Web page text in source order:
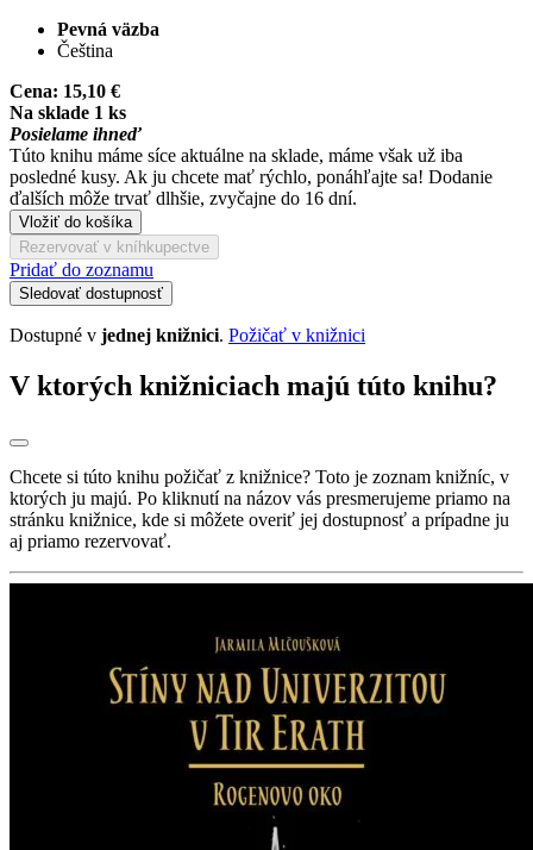
Pevná väzba
Čeština
Cena: 15,10 €
Na sklade 1 ks
Posielame ihneď
Túto knihu máme síce aktuálne na sklade, máme však už iba
posledné kusy. Ak ju chcete mať rýchlo, ponáhľajte sa! Dodanie
ďalších môže trvať dlhšie, zvyčajne do 16 dní.
Vložiť do košíka
Rezervovať v kníhkupectve
Pridať do zoznamu
Sledovať dostupnosť
Dostupné v jednej knižnici. Požičať v knižnici
V ktorých knižniciach majú túto knihu?
Chcete si túto knihu požičať z knižnice? Toto je zoznam knižníc, v
ktorých ju majú. Po kliknutí na názov vás presmerujeme priamo na
stránku knižnice, kde si môžete overiť jej dostupnosť a prípadne ju
aj priamo rezervovať.